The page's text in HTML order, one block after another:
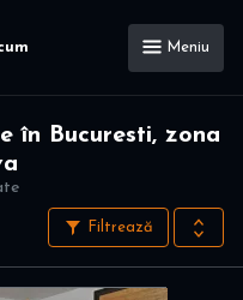
Meniu
în Bucuresti, zona
Filtrează